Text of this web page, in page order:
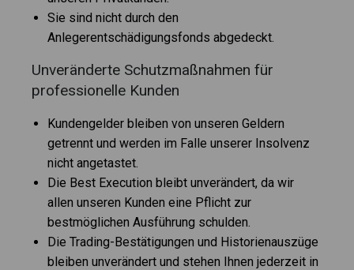
Sie sind nicht durch den
Anlegerentschädigungsfonds abgedeckt.
Unveränderte Schutzmaßnahmen für
professionelle Kunden
Kundengelder bleiben von unseren Geldern
getrennt und werden im Falle unserer Insolvenz
nicht angetastet.
Die Best Execution bleibt unverändert, da wir
allen unseren Kunden eine Pflicht zur
bestmöglichen Ausführung schulden.
Die Trading-Bestätigungen und Historienauszüge
bleiben unverändert und stehen Ihnen jederzeit in